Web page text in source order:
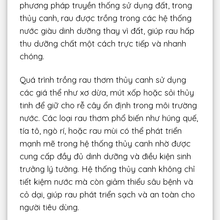
phương pháp truyền thống sử dụng đất, trong
thủy canh, rau được trồng trong các hệ thống
nước giàu dinh dưỡng thay vì đất, giúp rau hấp
thu dưỡng chất một cách trực tiếp và nhanh
chóng.
Quá trình trồng rau thơm thủy canh sử dụng
các giá thể như xơ dừa, mút xốp hoặc sỏi thủy
tinh để giữ cho rễ cây ổn định trong môi trường
nước. Các loại rau thơm phổ biến như húng quế,
tía tô, ngò rí, hoặc rau mùi có thể phát triển
mạnh mẽ trong hệ thống thủy canh nhờ được
cung cấp đầy đủ dinh dưỡng và điều kiện sinh
trưởng lý tưởng. Hệ thống thủy canh không chỉ
tiết kiệm nước mà còn giảm thiểu sâu bệnh và
cỏ dại, giúp rau phát triển sạch và an toàn cho
người tiêu dùng.